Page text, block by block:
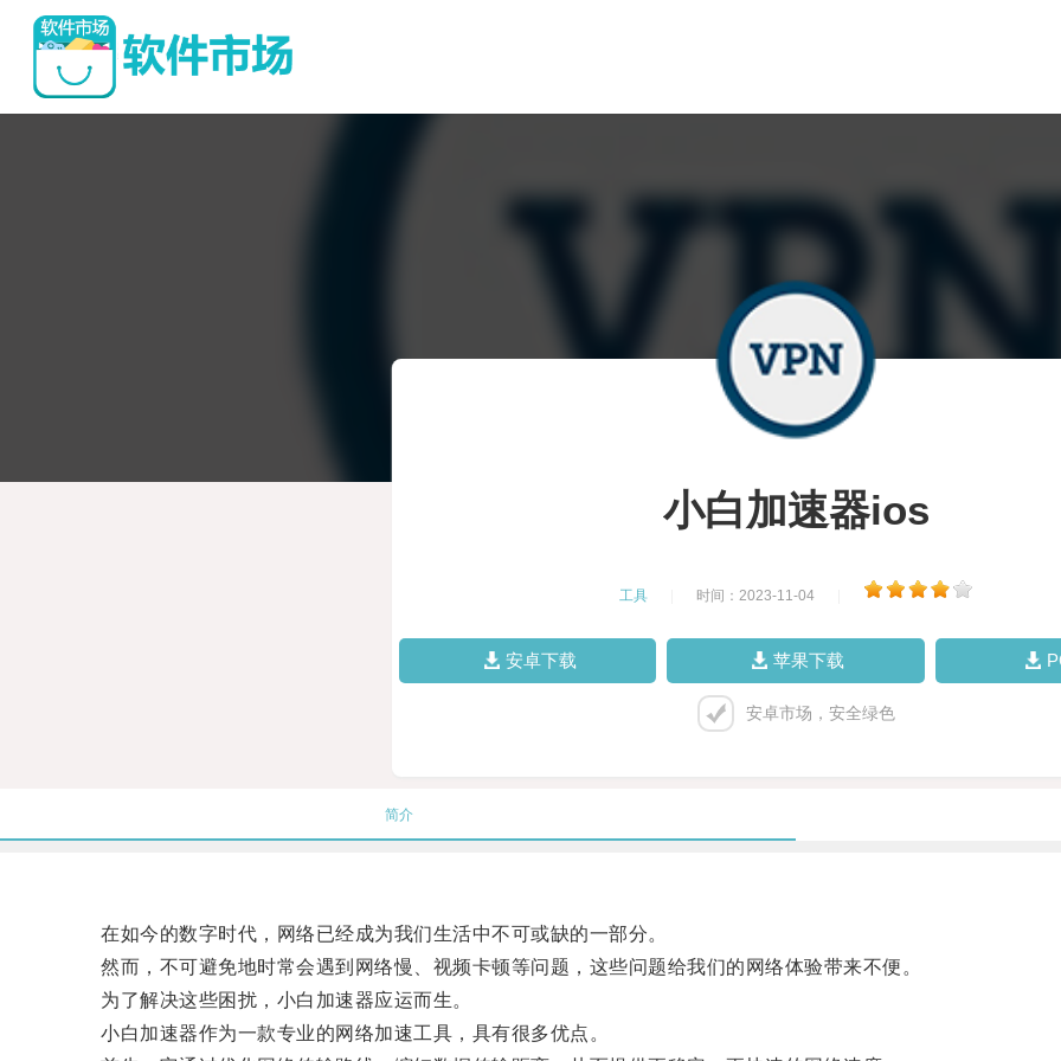
小白加速器ios
工具 时间：2023-11-04
安卓下载 苹果下载
安卓市场，安全绿色
简介
在如今的数字时代，网络已经成为我们生活中不可或缺的一部分。
然而，不可避免地时常会遇到网络慢、视频卡顿等问题，这些问题给我们的网络体验带来不便。
为了解决这些困扰，小白加速器应运而生。
小白加速器作为一款专业的网络加速工具，具有很多优点。